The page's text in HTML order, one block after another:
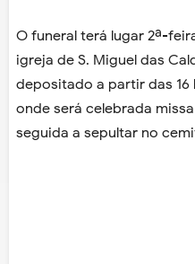
O funeral terá lugar 2ª-
igreja de S. Miguel das
depositado a partir das 16
onde será celebrada
seguida a sepultar no